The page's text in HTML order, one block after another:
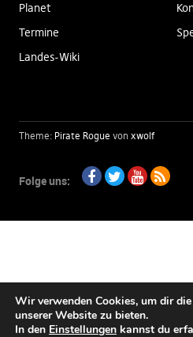
Planet
Termine
Landes-Wiki
Theme: Pirate Rogue von xwolf
Folge uns:
Wir verwenden Cookies, um dir
unserer Website zu bieten.
In den Einstellungen kannst du